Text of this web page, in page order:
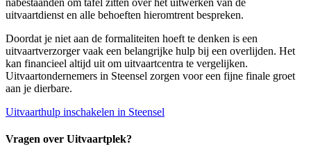
nabestaanden om tafel zitten over het uitwerken van de
uitvaartdienst en alle behoeften hieromtrent bespreken.
Doordat je niet aan de formaliteiten hoeft te denken is een
uitvaartverzorger vaak een belangrijke hulp bij een overlijden. Het
kan financieel altijd uit om uitvaartcentra te vergelijken.
Uitvaartondernemers in Steensel zorgen voor een fijne finale groet
aan je dierbare.
Uitvaarthulp inschakelen in Steensel
Vragen over Uitvaartplek?